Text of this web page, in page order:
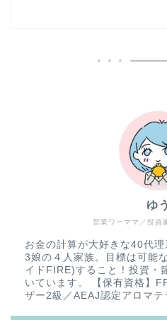
営業ワーママ／投資
ゆう
お金の計算が大好きな40代
3娘の４人家族。目標は可能
イドFIRE)すること！投資・
いています。 【保有資格】
ザー2級／AEAJ認定アロマ